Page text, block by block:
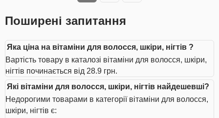
Поширені запитання
Яка ціна на вітаміни для волосся, шкіри, нігтів ?
Вартість товару в каталозі вітаміни для волосся, шкіри,
нігтів починається від 28.9 грн.
Які вітаміни для волосся, шкіри, нігтів найдешевші?
Недорогими товарами в категорії вітаміни для волосся,
шкіри, нігтів є: